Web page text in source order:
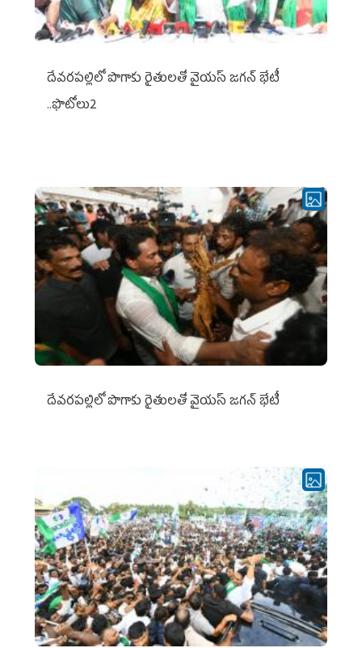
దేవరపల్లిలో పొగాకు రైతులతో వైయస్ జగన్ భేటీ
..ఫొటోలు2
దేవరపల్లిలో పొగాకు రైతులతో వైయస్ జగన్ భేటీ